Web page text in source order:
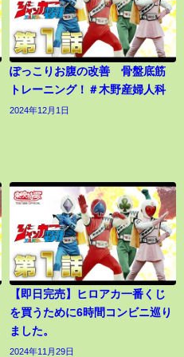
ぽっこりお腹の改善 骨盤底筋
トレーニング！＃木野産婦人科
2024年12月1日
【即日完売】ヒロアカ一番くじ
を買うために6時間コンビニ巡り
ました。
2024年11月29日